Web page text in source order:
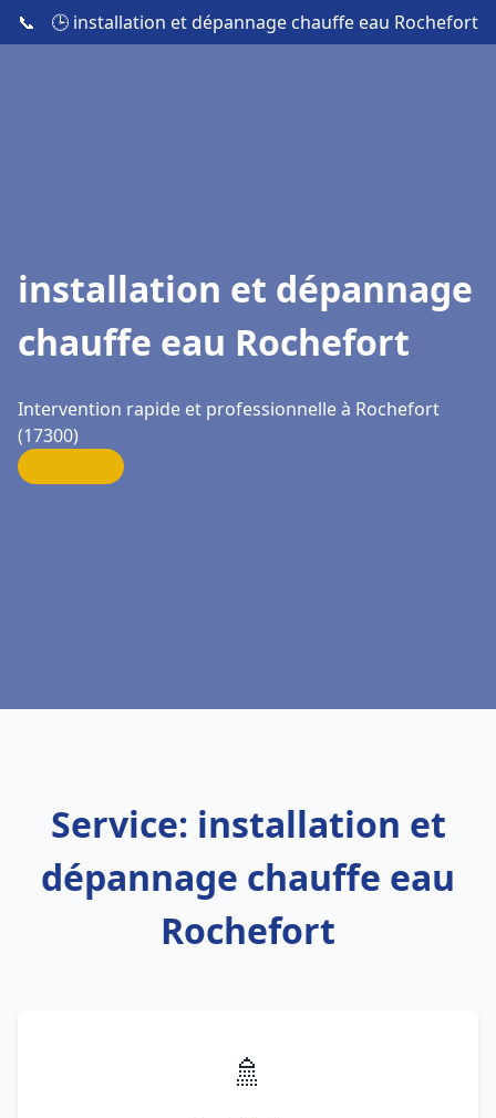
📞 🕒 installation et dépannage chauffe eau Rochefort
installation et dépannage
chauffe eau Rochefort
Intervention rapide et professionnelle à Rochefort
(17300)
Service: installation et
dépannage chauffe eau
Rochefort
🚿